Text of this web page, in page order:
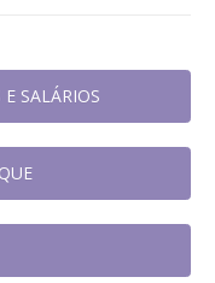
SALÁRIOS